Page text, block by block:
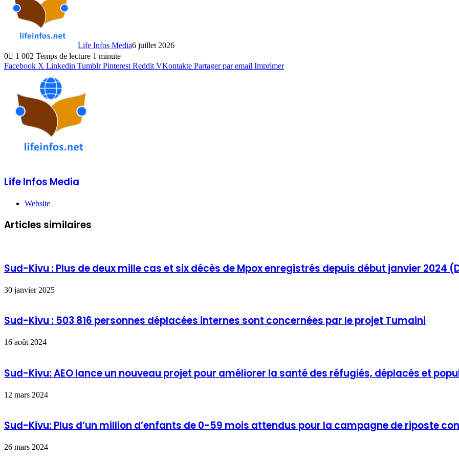
Life Infos Media6 juillet 2026
0
1 002 Temps de lecture 1 minute
Facebook X Linkedin Tumblr Pinterest Reddit VKontakte Partager par email Imprimer
Life Infos Media
Website
Articles similaires
Sud-Kivu : Plus de deux mille cas et six décès de Mpox enregistrés depuis début janvier 2024
30 janvier 2025
Sud-Kivu : 503 816 personnes déplacées internes sont concernées par le projet Tumaini
16 août 2024
Sud-Kivu: AEO lance un nouveau projet pour améliorer la santé des réfugiés, déplacés et
12 mars 2024
Sud-Kivu: Plus d’un million d’enfants de 0-59 mois attendus pour la campagne de riposte
26 mars 2024